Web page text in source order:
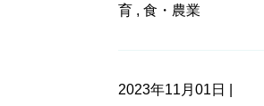
育 , 食・農業
2023年11月01日 |